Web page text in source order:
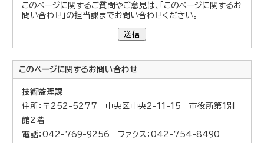
このページに関するご質問やご意見は、「このページに関するお
問い合わせ」の担当課までお問い合わせください。
送信
このページに関するお問い合わせ
技術監理課
住所：〒252-5277 中央区中央2-11-15 市役所第1別
館2階
電話：042-769-9256 ファクス：042-754-8490